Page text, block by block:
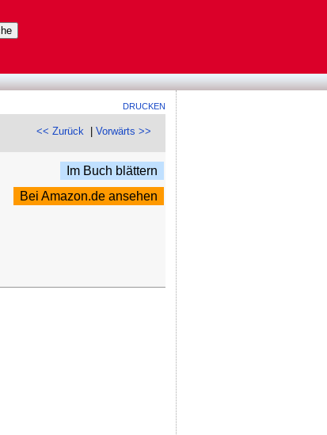
DRUCKEN
<< Zurück |Vorwärts >>
Im Buch blättern
Bei Amazon.de ansehen